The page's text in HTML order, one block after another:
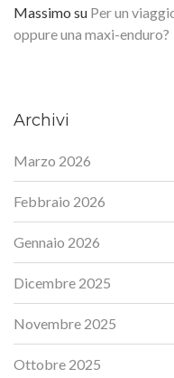
Massimo su Per un
oppure una maxi-enduro?
Archivi
Marzo 2026
Febbraio 2026
Gennaio 2026
Dicembre 2025
Novembre 2025
Ottobre 2025